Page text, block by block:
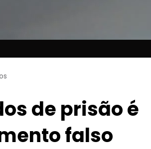
de prisão é
falso